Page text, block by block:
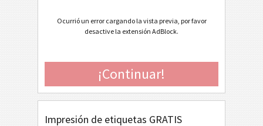
Volkswagen GTL
GM General Motors
CAT Caterpillar
Ocurrió un error cargando la vista previa, por favor
desactive la extensión AdBlock.
¡Continuar!
Impresión de etiquetas GRATIS